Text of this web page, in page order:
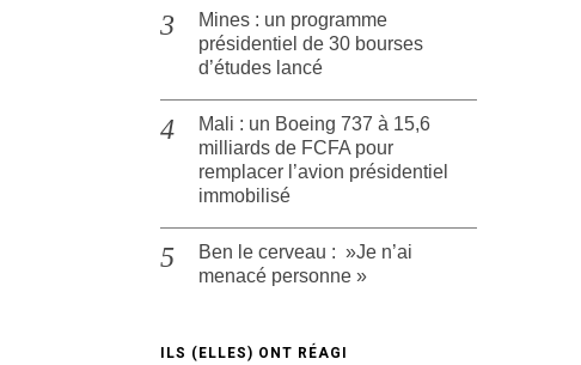
Mines : un programme
présidentiel de 30 bourses
d’études lancé
Mali : un Boeing 737 à 15,6
milliards de FCFA pour
remplacer l’avion présidentiel
immobilisé
Ben le cerveau : »Je n’ai
menacé personne »
ILS (ELLES) ONT RÉAGI